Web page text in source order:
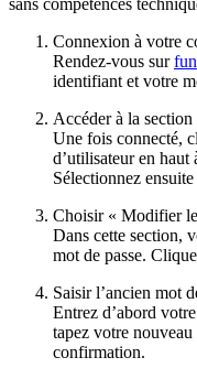
sans compétences
Connexion à votre
Rendez-vous sur
identifiant et votre
Accéder à la
Une fois connecté,
d’utilisateur en
Sélectionnez
Choisir « Modifier
Dans cette section,
mot de passe.
Saisir l’ancien mot
Entrez d’abord
tapez votre
confirmation.